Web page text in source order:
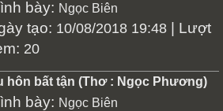
bày: Ngọc Biên
tạo: 10/08/2018 19:48 | Lượt
20
hôn bất tận (Thơ : Ngọc Phương)
bày: Ngọc Biên